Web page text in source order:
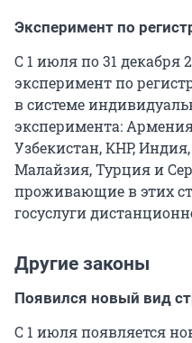
Эксперимент по
С 1 июля по 31 декабря
эксперимент по
в системе
эксперимента:
Узбекистан, КНР,
Малайзия, Турция и
проживающие в этих
госуслуги
Другие законы
Появился новый вид
С 1 июля появляется